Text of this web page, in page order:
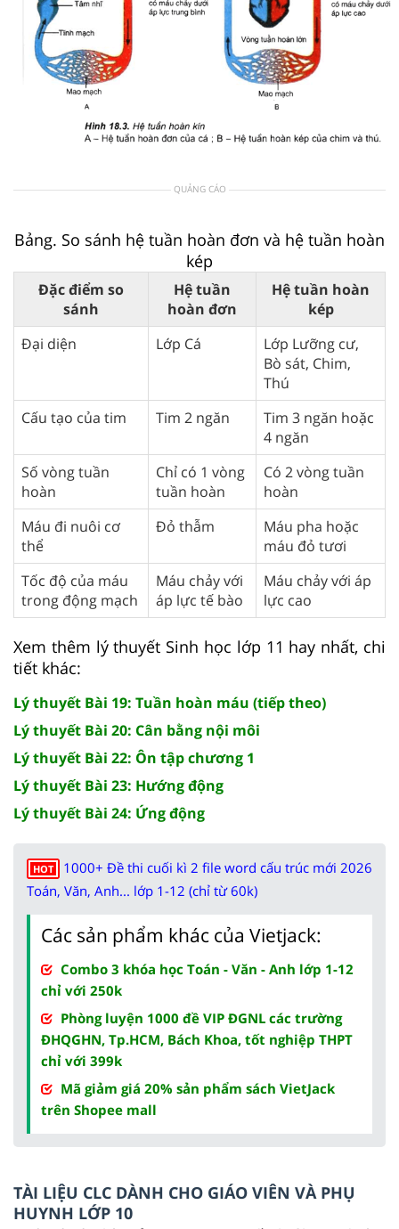
QUẢNG CÁO
Bảng. So sánh hệ tuần hoàn đơn và hệ tuần hoàn
kép
Đặc điểm so
sánh
Hệ tuần
hoàn đơn
Hệ tuần hoàn
kép
Đại diện
Lớp Cá
Lớp Lưỡng cư,
Bò sát, Chim,
Thú
Cấu tạo của tim
Tim 2 ngăn
Tim 3 ngăn hoặc
4 ngăn
Số vòng tuần
hoàn
Chỉ có 1 vòng
tuần hoàn
Có 2 vòng tuần
hoàn
Máu đi nuôi cơ
thể
Đỏ thẫm
Máu pha hoặc
máu đỏ tươi
Tốc độ của máu
trong động mạch
Máu chảy với
áp lực tế bào
Máu chảy với áp
lực cao
Xem thêm lý thuyết Sinh học lớp 11 hay nhất, chi
tiết khác:
Lý thuyết Bài 19: Tuần hoàn máu (tiếp theo)
Lý thuyết Bài 20: Cân bằng nội môi
Lý thuyết Bài 22: Ôn tập chương 1
Lý thuyết Bài 23: Hướng động
Lý thuyết Bài 24: Ứng động
HOT
1000+ Đề thi cuối kì 2 file word cấu trúc mới 2026
Toán, Văn, Anh... lớp 1-12 (chỉ từ 60k)
Các sản phẩm khác của Vietjack:
Combo 3 khóa học Toán - Văn - Anh lớp 1-12
chỉ với 250k
Phòng luyện 1000 đề VIP ĐGNL các trường
ĐHQGHN, Tp.HCM, Bách Khoa, tốt nghiệp THPT
chỉ với 399k
Mã giảm giá 20% sản phẩm sách VietJack
trên Shopee mall
TÀI LIỆU CLC DÀNH CHO GIÁO VIÊN VÀ PHỤ
HUYNH LỚP 10